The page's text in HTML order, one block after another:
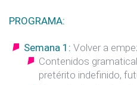
PROGRAMA:
Semana 1: Volver a
Contenidos
pretérito indefinido,